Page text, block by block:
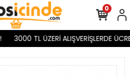
3000 TL ÜZERİ ALIŞVERİŞLERDE
0